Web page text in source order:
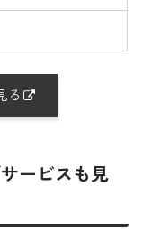
る
ービスも見